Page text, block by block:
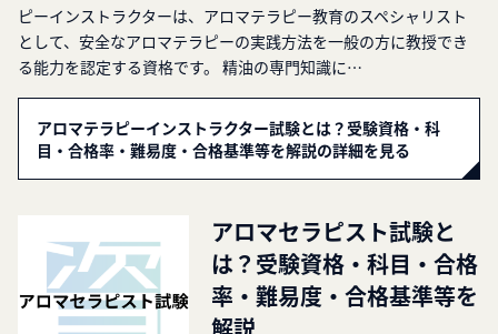
ピーインストラクターは、アロマテラピー教育のスペシャリスト
として、安全なアロマテラピーの実践方法を一般の方に教授でき
る能力を認定する資格です。 精油の専門知識に…
アロマテラピーインストラクター試験とは？受験資格・科
目・合格率・難易度・合格基準等を解説の詳細を見る
アロマセラピスト試験と
は？受験資格・科目・合格
率・難易度・合格基準等を